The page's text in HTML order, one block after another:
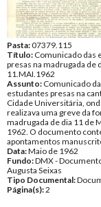
Pasta:07379.115
Título: Comunicado das
presas na madrugada de
11.MAI.1962
Assunto: Comunicado
estudantes presas na
Cidade Universitária,
realizava uma greve da
madrugada de dia 11 de
1962. O documento
apontamentos
Data:Maio de 1962
Fundo:DMX -
Augusta Seixas
Tipo Documental:
Página(s):2